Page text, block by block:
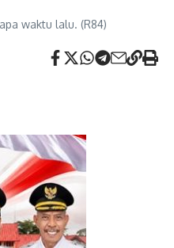
waktu lalu. (R84)